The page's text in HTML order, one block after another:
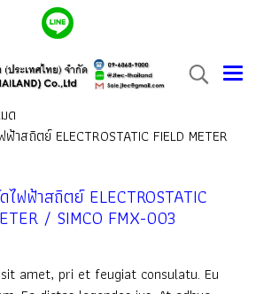
ด
าสถิตย์ ELECTROSTATIC FIELD METER
ไฟฟ้าสถิตย์ ELECTROSTATIC
/ SIMCO FMX-003
amet, pri et feugiat consulatu. Eu